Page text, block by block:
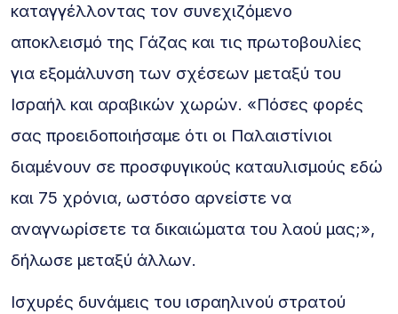
καταγγέλλοντας τον συνεχιζόμενο
αποκλεισμό της Γάζας και τις πρωτοβουλίες
για εξομάλυνση των σχέσεων μεταξύ του
Ισραήλ και αραβικών χωρών. «Πόσες φορές
σας προειδοποιήσαμε ότι οι Παλαιστίνιοι
διαμένουν σε προσφυγικούς καταυλισμούς εδώ
και 75 χρόνια, ωστόσο αρνείστε να
αναγνωρίσετε τα δικαιώματα του λαού μας;»,
δήλωσε μεταξύ άλλων.
Ισχυρές δυνάμεις του ισραηλινού στρατού